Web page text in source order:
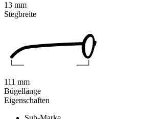
Eigenschaften
13 mm
Stegbreite
111 mm
Bügellänge